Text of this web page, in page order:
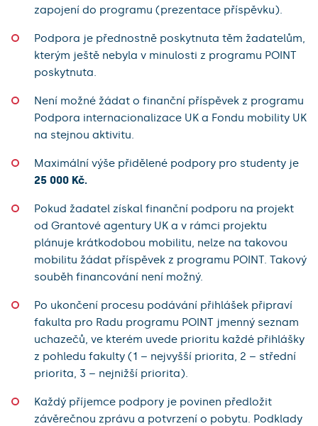
zapojení do programu (prezentace příspěvku).
Podpora je přednostně poskytnuta těm žadatelům,
kterým ještě nebyla v minulosti z programu POINT
poskytnuta.
Není možné žádat o finanční příspěvek z programu
Podpora internacionalizace UK a Fondu mobility UK
na stejnou aktivitu.
Maximální výše přidělené podpory pro studenty je
25 000 Kč.
Pokud žadatel získal finanční podporu na projekt
od Grantové agentury UK a v rámci projektu
plánuje krátkodobou mobilitu, nelze na takovou
mobilitu žádat příspěvek z programu POINT. Takový
souběh financování není možný.
Po ukončení procesu podávání přihlášek připraví
fakulta pro Radu programu POINT jmenný seznam
uchazečů, ve kterém uvede prioritu každé přihlášky
z pohledu fakulty (1 – nejvyšší priorita, 2 – střední
priorita, 3 – nejnižší priorita).
Každý příjemce podpory je povinen předložit
závěrečnou zprávu a potvrzení o pobytu. Podklady